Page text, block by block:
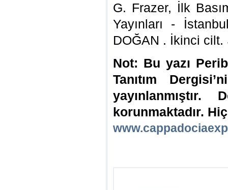
G. Frazer, İlk
Yayınları -
DOĞAN . İkinci cilt.
Not: Bu yazı
Tanıtım
korunmaktadır.